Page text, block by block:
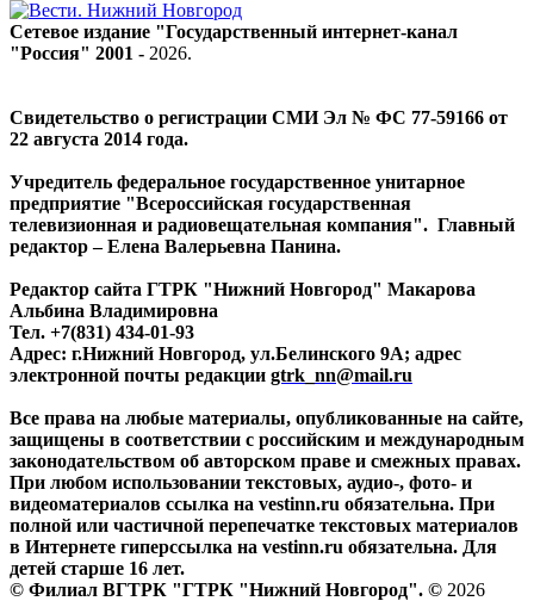
Сетевое издание "Государственный интернет-канал
"Россия" 2001 - 2026.
Свидетельство о регистрации СМИ Эл № ФС 77-59166 от
22 августа 2014 года.
Учредитель федеральное государственное унитарное
предприятие "Всероссийская государственная
телевизионная и радиовещательная компания". Главный
редактор – Елена Валерьевна Панина.
Редактор сайта ГТРК "Нижний Новгород" Макарова
Альбина Владимировна
Тел. +7(831) 434-01-93
Адрес: г.Нижний Новгород, ул.Белинского 9А; адрес
электронной почты редакции gtrk_nn@mail.ru
Все права на любые материалы, опубликованные на сайте,
защищены в соответствии с российским и международным
законодательством об авторском праве и смежных правах.
При любом использовании текстовых, аудио-, фото- и
видеоматериалов ссылка на vestinn.ru обязательна. При
полной или частичной перепечатке текстовых материалов
в Интернете гиперссылка на vestinn.ru обязательна. Для
детей старше 16 лет.
© Филиал ВГТРК "ГТРК "Нижний Новгород". © 2026